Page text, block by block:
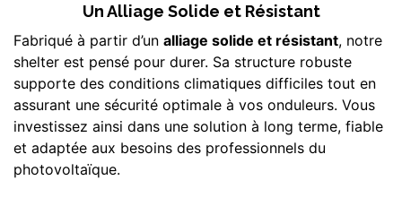
Un Alliage Solide et Résistant
Fabriqué à partir d’un alliage solide et résistant, notre
shelter est pensé pour durer. Sa structure robuste
supporte des conditions climatiques difficiles tout en
assurant une sécurité optimale à vos onduleurs. Vous
investissez ainsi dans une solution à long terme, fiable
et adaptée aux besoins des professionnels du
photovoltaïque.